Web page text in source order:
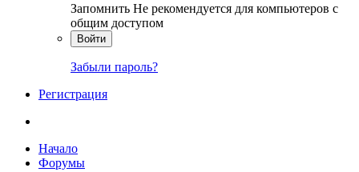
Запомнить Не рекомендуется для компьютеров с
общим доступом
Войти
Забыли пароль?
Регистрация
Начало
Форумы